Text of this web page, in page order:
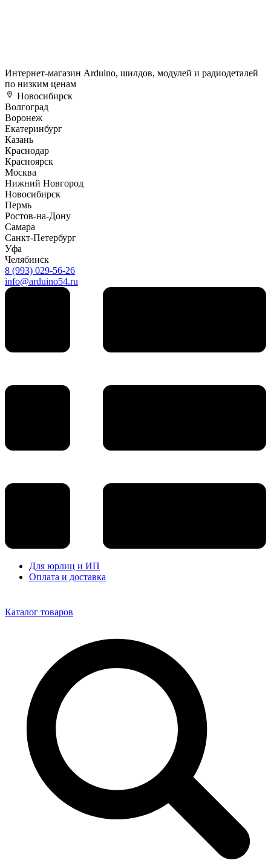
Интернет-магазин Arduino, шилдов, модулей и радиодеталей
по низким ценам
Новосибирск
Волгоград
Воронеж
Екатеринбург
Казань
Краснодар
Красноярск
Москва
Нижний Новгород
Новосибирск
Пермь
Ростов-на-Дону
Самара
Санкт-Петербург
Уфа
Челябинск
8 (993) 029-56-26
info@arduino54.ru
Для юрлиц и ИП
Оплата и доставка
Каталог товаров